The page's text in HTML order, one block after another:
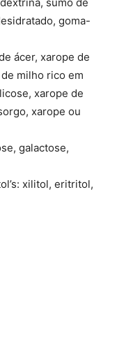
goma-
ácer, xarope de
milho rico em
xarope de
xarope ou
galactose,
xilitol, eritritol,